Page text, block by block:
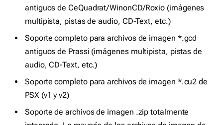
antiguos de CeQuadrat/WinonCD/Roxio (imágenes
multipista, pistas de audio, CD-Text, etc.)
Soporte completo para archivos de imagen *.gcd
antiguos de Prassi (imágenes multipista, pistas de
audio, CD-Text, etc.)
Soporte completo para archivos de imagen *.cu2 de
PSX (v1 y v2)
Soporte de archivos de imagen .zip totalmente